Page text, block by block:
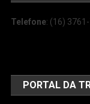
Telefone: (16)
PORTAL DA